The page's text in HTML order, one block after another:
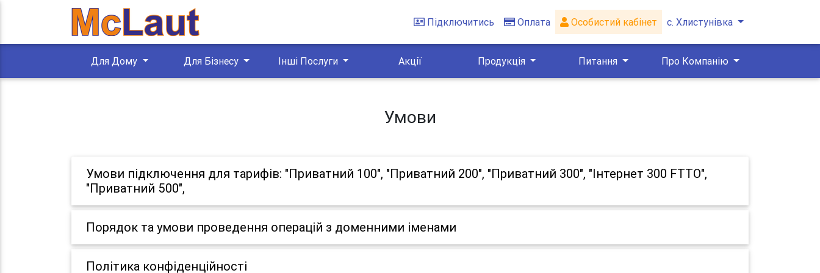
Підключитись Оплата Особистий кабінет с. Хлистунівка
Для Дому Для Бізнесу Інші Послуги Акції Продукція Питання Про Компанію
Умови
Умови підключення для тарифів: "Приватний 100", "Приватний 200", "Приватний 300", "Інтернет 300 FTTO",
"Приватний 500",
Порядок та умови проведення операцій з доменними іменами
Політика конфіденційності